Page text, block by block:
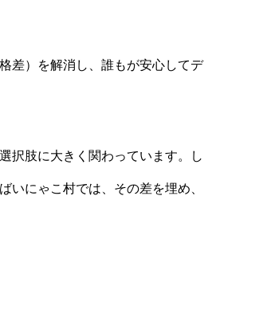
差）を解消し、誰もが安心してデ
択肢に大きく関わっています。し
いにゃこ村では、その差を埋め、